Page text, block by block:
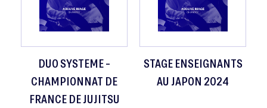
DUO SYSTEME -
CHAMPIONNAT DE
FRANCE DE JUJITSU
STAGE ENSEIGNANTS
AU JAPON 2024